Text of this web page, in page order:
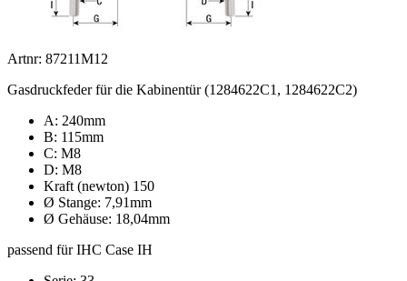
Artnr: 87211M12
Gasdruckfeder für die Kabinentür (1284622C1, 1284622C2)
A: 240mm
B: 115mm
C: M8
D: M8
Kraft (newton) 150
Ø Stange: 7,91mm
Ø Gehäuse: 18,04mm
passend für IHC Case IH